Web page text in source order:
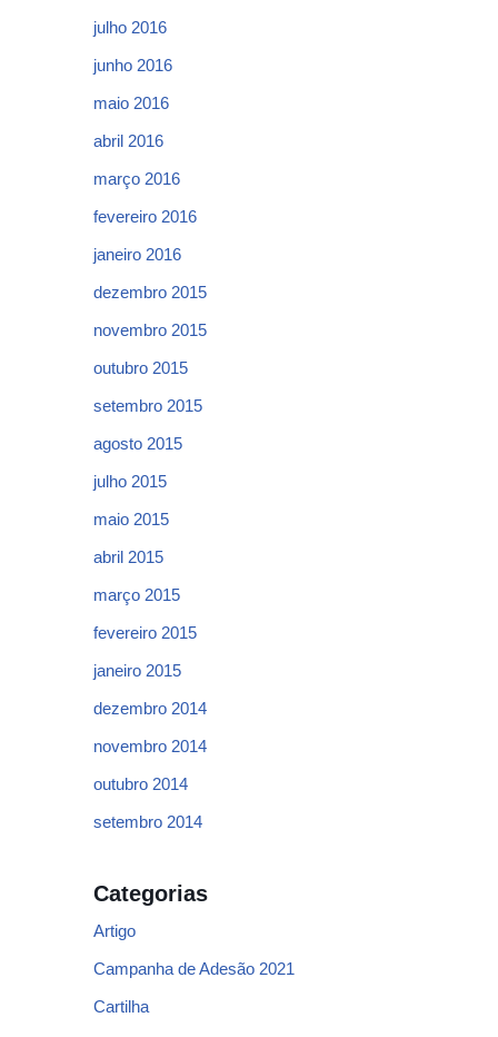
julho 2016
junho 2016
maio 2016
abril 2016
março 2016
fevereiro 2016
janeiro 2016
dezembro 2015
novembro 2015
outubro 2015
setembro 2015
agosto 2015
julho 2015
maio 2015
abril 2015
março 2015
fevereiro 2015
janeiro 2015
dezembro 2014
novembro 2014
outubro 2014
setembro 2014
Categorias
Artigo
Campanha de Adesão 2021
Cartilha